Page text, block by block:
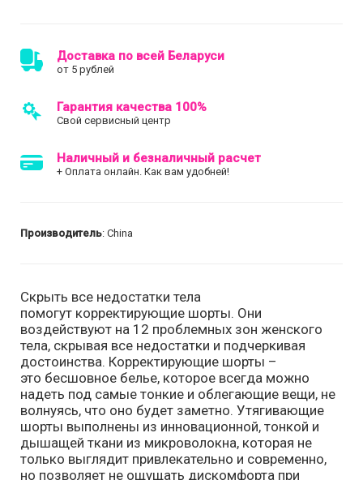
Доставка по всей Беларуси
от 5 рублей
Гарантия качества 100%
Свой сервисный центр
Наличный и безналичный расчет
+ Оплата онлайн. Как вам удобней!
Производитель: China
Скрыть все недостатки тела
помогут корректирующие шорты. Они
воздействуют на 12 проблемных зон женского
тела, скрывая все недостатки и подчеркивая
достоинства. Корректирующие шорты –
это бесшовное белье, которое всегда можно
надеть под самые тонкие и облегающие вещи, не
волнуясь, что оно будет заметно. Утягивающие
шорты выполнены из инновационной, тонкой и
дышащей ткани из микроволокна, которая не
только выглядит привлекательно и современно,
но позволяет не ощущать дискомфорта при